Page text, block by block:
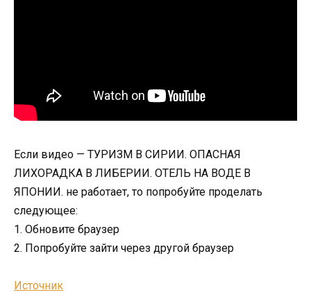
Если видео — ТУРИЗМ В СИРИИ. ОПАСНАЯ
ЛИХОРАДКА В ЛИБЕРИИ. ОТЕЛЬ НА ВОДЕ В
ЯПОНИИ. не работает, то попробуйте проделать
следующее:
1. Обновите браузер
2. Попробуйте зайти через другой браузер
Источник